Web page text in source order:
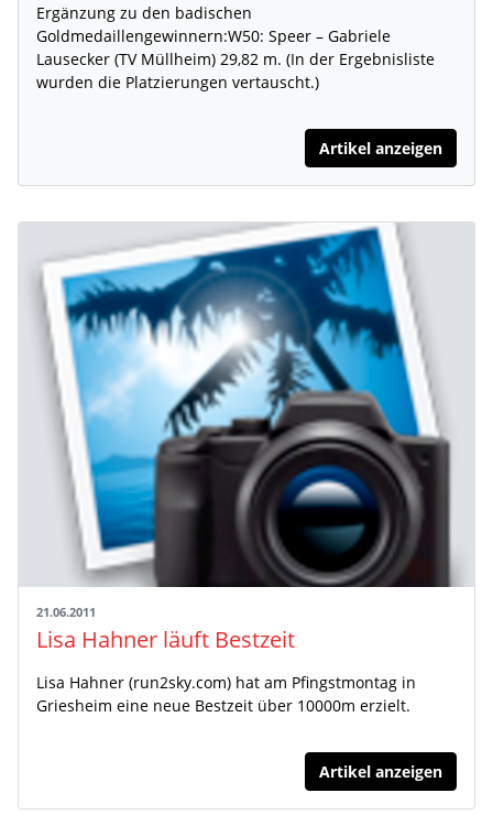
Ergänzung zu den badischen
Goldmedaillengewinnern:W50: Speer – Gabriele
Lausecker (TV Müllheim) 29,82 m. (In der Ergebnisliste
wurden die Platzierungen vertauscht.)
Artikel anzeigen
21.06.2011
Lisa Hahner läuft Bestzeit
Lisa Hahner (run2sky.com) hat am Pfingstmontag in
Griesheim eine neue Bestzeit über 10000m erzielt.
Artikel anzeigen